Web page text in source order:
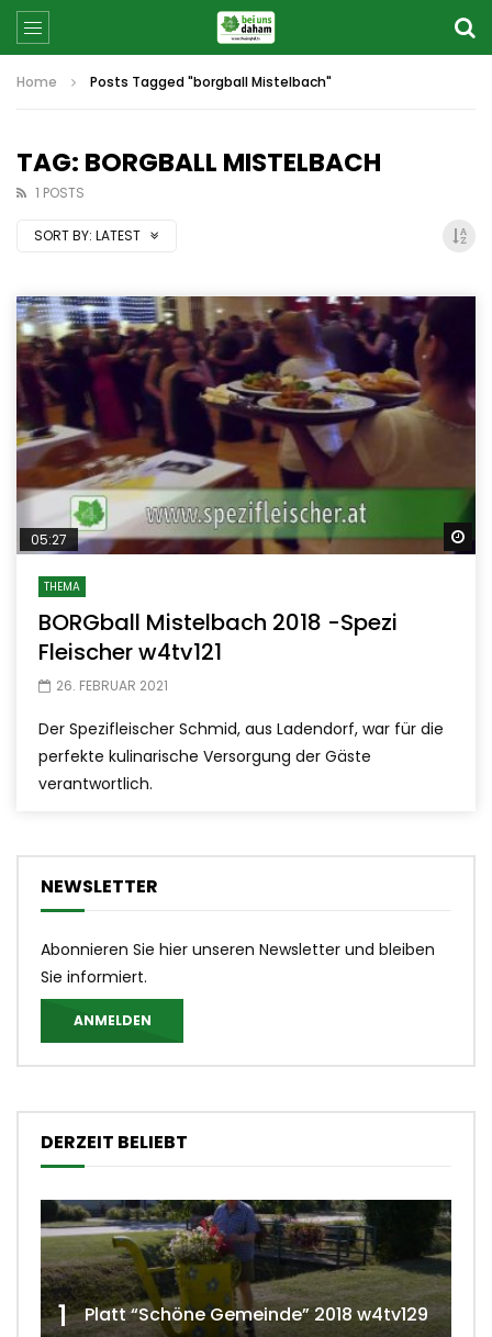
Home Posts Tagged "borgball Mistelbach"
TAG: BORGBALL MISTELBACH
1 POSTS
SORT BY: LATEST
05:27
THEMA
BORGball Mistelbach 2018 -Spezi
Fleischer w4tv121
26. FEBRUAR 2021
Der Spezifleischer Schmid, aus Ladendorf, war für die
perfekte kulinarische Versorgung der Gäste
verantwortlich.
NEWSLETTER
Abonnieren Sie hier unseren Newsletter und bleiben
Sie informiert.
ANMELDEN
DERZEIT BELIEBT
1 Platt “Schöne Gemeinde” 2018 w4tv129